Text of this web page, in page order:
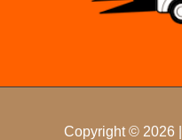
Copyright © 2026